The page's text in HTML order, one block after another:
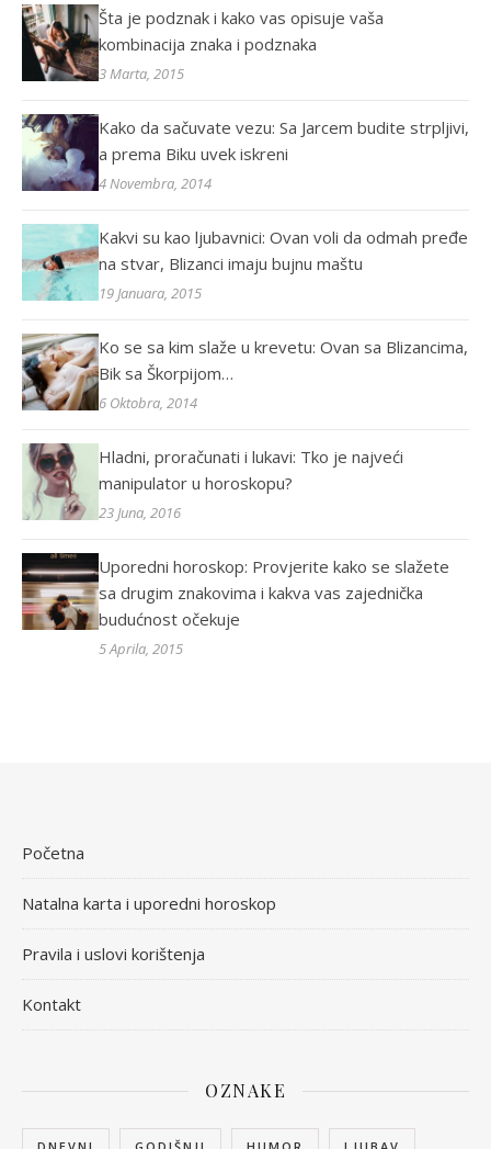
Šta je podznak i kako vas opisuje vaša
kombinacija znaka i podznaka
3 Marta, 2015
Kako da sačuvate vezu: Sa Jarcem budite strpljivi,
a prema Biku uvek iskreni
4 Novembra, 2014
Kakvi su kao ljubavnici: Ovan voli da odmah pređe
na stvar, Blizanci imaju bujnu maštu
19 Januara, 2015
Ko se sa kim slaže u krevetu: Ovan sa Blizancima,
Bik sa Škorpijom…
6 Oktobra, 2014
Hladni, proračunati i lukavi: Tko je najveći
manipulator u horoskopu?
23 Juna, 2016
Uporedni horoskop: Provjerite kako se slažete
sa drugim znakovima i kakva vas zajednička
budućnost očekuje
5 Aprila, 2015
Početna
Natalna karta i uporedni horoskop
Pravila i uslovi korištenja
Kontakt
OZNAKE